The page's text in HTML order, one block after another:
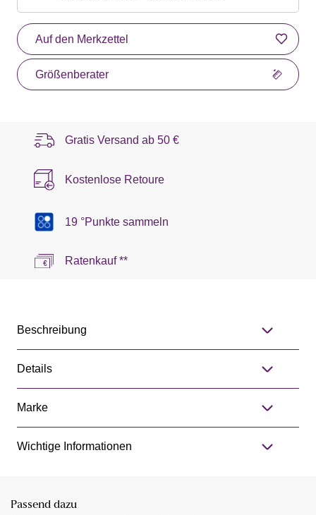
Auf den Merkzettel
Größenberater
Gratis Versand ab 50 €
Kostenlose Retoure
19 °Punkte sammeln
Ratenkauf **
Beschreibung
Details
Marke
Wichtige Informationen
Passend dazu